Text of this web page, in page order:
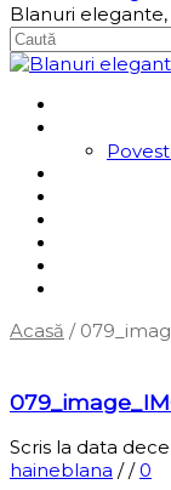
Blanuri
Acasă /
Scris la data
haineblana //0